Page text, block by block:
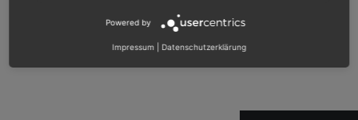
Powered by
Impressum Datenschutzerklärung